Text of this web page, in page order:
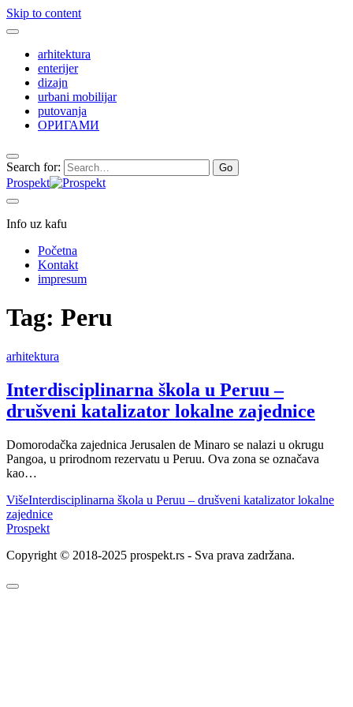
Skip to content
arhitektura
enterijer
dizajn
urbani mobilijar
putovanja
ОРИГАМИ
Search for:
Prospekt
Info uz kafu
Početna
Kontakt
impresum
Tag: Peru
arhitektura
Interdisciplinarna škola u Peruu –
drušveni katalizator lokalne zajednice
Domorodačka zajednica Jerusalen de Minaro se nalazi u okrugu
Pangoa, u prirodnom rezervatu u Peruu. Ova zona se označava
kao…
VišeInterdisciplinarna škola u Peruu – drušveni katalizator lokalne
zajednice
Prospekt
Copyright © 2018-2025 prospekt.rs - Sva prava zadržana.